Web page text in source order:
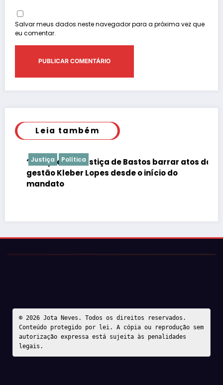
Salvar meus dados neste navegador para a próxima vez que
eu comentar.
Leia também
Justiça Política
“É de praxe”: Justiça de Bastos barrar atos da
gestão Kleber Lopes desde o início do
mandato
© 2026 Jota Neves. Todos os direitos reservados.
Conteúdo protegido por lei. A cópia ou reprodução sem
autorização expressa está sujeita às penalidades
legais.